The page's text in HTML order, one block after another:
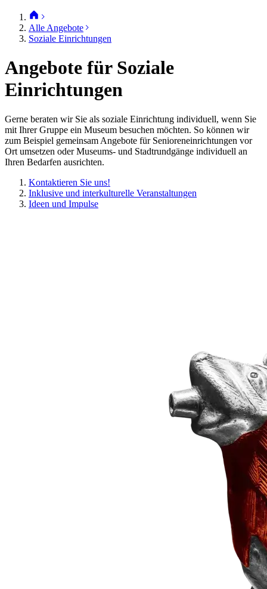
Alle Angebote
Soziale Einrichtungen
Angebote für Soziale
Einrichtungen
Gerne beraten wir Sie als soziale Einrichtung individuell, wenn Sie
mit Ihrer Gruppe ein Museum besuchen möchten. So können wir
zum Beispiel gemeinsam Angebote für Senioreneinrichtungen vor
Ort umsetzen oder Museums- und Stadtrundgänge individuell an
Ihren Bedarfen ausrichten.
Kontaktieren Sie uns!
Inklusive und interkulturelle Veranstaltungen
Ideen und Impulse